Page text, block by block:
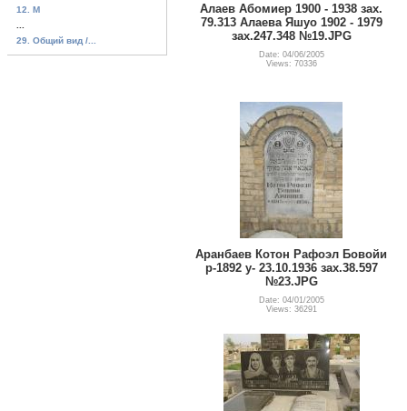
12. М
29. Общий вид /...
Алаев Абомиер 1900 - 1938 зах.
79.313 Алаева Яшуо 1902 - 1979
зах.247.348 №19.JPG
Date: 04/06/2005
Views: 70336
Аранбаев Котон Рафоэл Бовойи
р-1892 у- 23.10.1936 зах.38.597
№23.JPG
Date: 04/01/2005
Views: 36291